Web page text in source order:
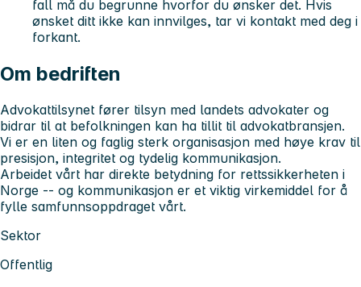
fall må du begrunne hvorfor du ønsker det. Hvis
ønsket ditt ikke kan innvilges, tar vi kontakt med deg i
forkant.
Om bedriften
Advokattilsynet fører tilsyn med landets advokater og
bidrar til at befolkningen kan ha tillit til advokatbransjen.
Vi er en liten og faglig sterk organisasjon med høye krav til
presisjon, integritet og tydelig kommunikasjon.
Arbeidet vårt har direkte betydning for rettssikkerheten i
Norge -- og kommunikasjon er et viktig virkemiddel for å
fylle samfunnsoppdraget vårt.
Sektor
Offentlig